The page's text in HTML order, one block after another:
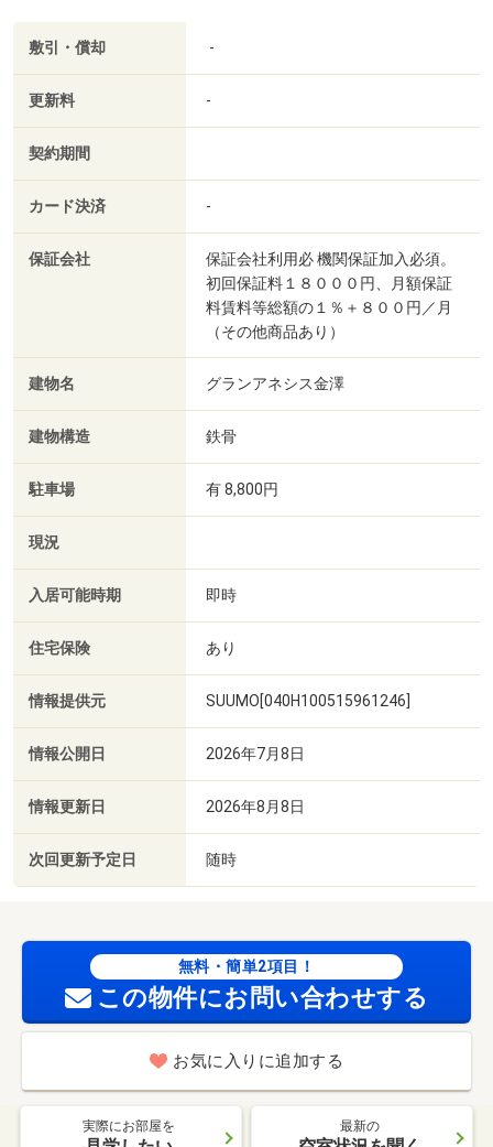
敷引・償却 -
更新料 -
契約期間
カード決済 -
保証会社
保証会社利用必 機関保証加入必須。
初回保証料１８０００円、月額保証
料賃料等総額の１％＋８００円／月
（その他商品あり）
建物名 グランアネシス金澤
建物構造 鉄骨
駐車場 有 8,800円
現況
入居可能時期 即時
住宅保険 あり
情報提供元 SUUMO[040H100515961246]
情報公開日 2026年7月8日
情報更新日 2026年8月8日
次回更新予定日 随時
無料・簡単2項目！
この物件にお問い合わせする
お気に入りに追加する
実際にお部屋を 最新の